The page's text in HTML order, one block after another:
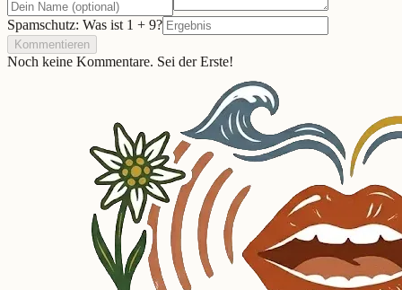
Spamschutz: Was ist 1 + 9?
Kommentieren
Noch keine Kommentare. Sei der Erste!